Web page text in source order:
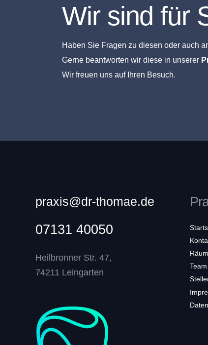
Wir sind für
Haben Sie Fragen zu diesen oder auch
Gerne beantworten wir diese in unserer
Wir freuen uns auf Ihren Besuch.
praxis@dr-thomae.de
07131 40050
Heilbronner Str. 47,
74211 Leingarten
Team